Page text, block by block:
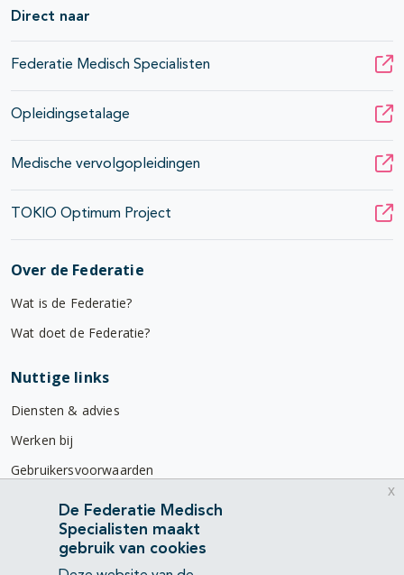
Direct naar
Federatie Medisch Specialisten
Opleidingsetalage
Medische vervolgopleidingen
TOKIO Optimum Project
Over de Federatie
Wat is de Federatie?
Wat doet de Federatie?
Nuttige links
Diensten & advies
Werken bij
Gebruikersvoorwaarden
Privacyverklaring
Contact
De Federatie Medisch
Specialisten maakt
gebruik van cookies
x